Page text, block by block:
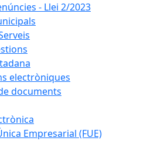
- Llei 2/2023
electròniques
documents
Empresarial (FUE)